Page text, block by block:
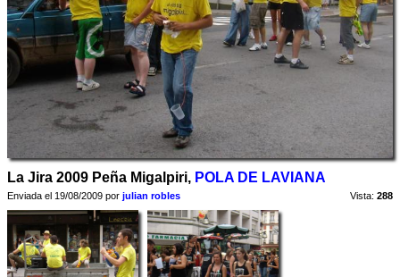
La Jira 2009 Peña Migalpiri, POLA DE LAVIANA
Enviada el 19/08/2009 por julian robles Vista: 288